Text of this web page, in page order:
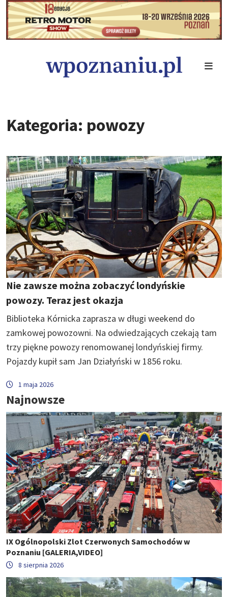
Kategoria: powozy
Nie zawsze można zobaczyć londyńskie
powozy. Teraz jest okazja
Biblioteka Kórnicka zaprasza w długi weekend do
zamkowej powozowni. Na odwiedzających czekają tam
trzy piękne powozy renomowanej londyńskiej firmy.
Pojazdy kupił sam Jan Działyński w 1856 roku.
1 maja 2026
Najnowsze
IX Ogólnopolski Zlot Czerwonych Samochodów w
Poznaniu [GALERIA,VIDEO]
8 sierpnia 2026